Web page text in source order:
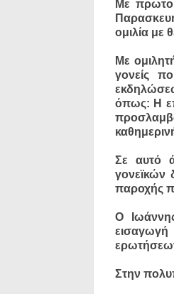
Με
ομιλία με
Με
γονείς
όπως: Η
Σε αυτό
γονεϊκών
παροχής
Ο
εισαγωγή
Στην